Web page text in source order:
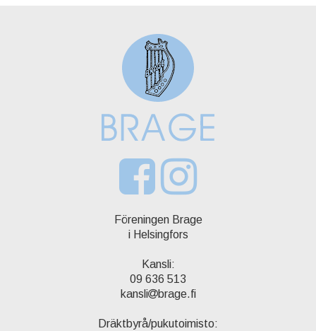
Föreningen Brage
i Helsingfors
Kansli:
09 636 513
kansli
brage.fi
Dräktbyrå/pukutoimisto: